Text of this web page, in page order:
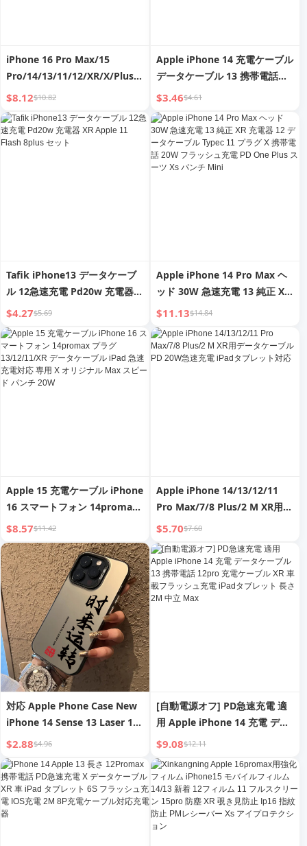
iPhone 16 Pro Max/15
Pro/14/13/11/12/XR/X/Plus用
強化ガラス Apple 15 Pro モバ
イルフォンフィルム iPhone 16
HD 14 フィルム 13/11 新入荷
眼精疲労軽減 12 覗き見防止 XR
$8.12$10.82
Apple iPhone 14 充電ケーブル
データケーブル 13 携帯電話
12pro 充電ケーブル XR 車
Xsmax フラッシュ充電 iPad タ
ブレット 8P 長さ 3 M 7 パンチ
11 中性 6S ショート高速充電対
応
$3.46$4.61
Tafik iPhone13 データケーブ
ル 12急速充電 Pd20w 充電器
XR Apple 11 Flash 8plus セッ
ト
$4.27$5.69
Apple iPhone 14 Pro Max ヘ
ッド 30W 急速充電 13 純正 XR
充電器 12 データケーブル
Typec 11 プラグ X 携帯電話
20W フラッシュ充電 PD One
Plus スーツ Xs パンチ Mini
$11.13$14.84
Apple 15 充電ケーブル iPhone
16 スマートフォン 14promax
プラグ 13/12/11/XR データケ
ーブル iPad 急速充電対応 専用
X オリジナル Max スピード パ
ンチ 20W
$8.57$11.42
Apple iPhone 14/13/12/11
Pro Max/7/8 Plus/2 M XR用デ
ータケーブル PD 20W急速充電
iPadタブレット対応
$5.70$7.60
対応 Apple Phone Case New
iPhone 14 Sense 13 Laser 12
Color Silver 11 Hard Case XR
$2.88$4.96
[自動電源オフ] PD急速充電 適
用 Apple iPhone 14 充電 デー
タケーブル 13 携帯電話 12pro
充電ケーブル XR 車載フラッシ
ュ充電 iPadタブレット 長さ
2M 中立 Max
$9.08$12.11